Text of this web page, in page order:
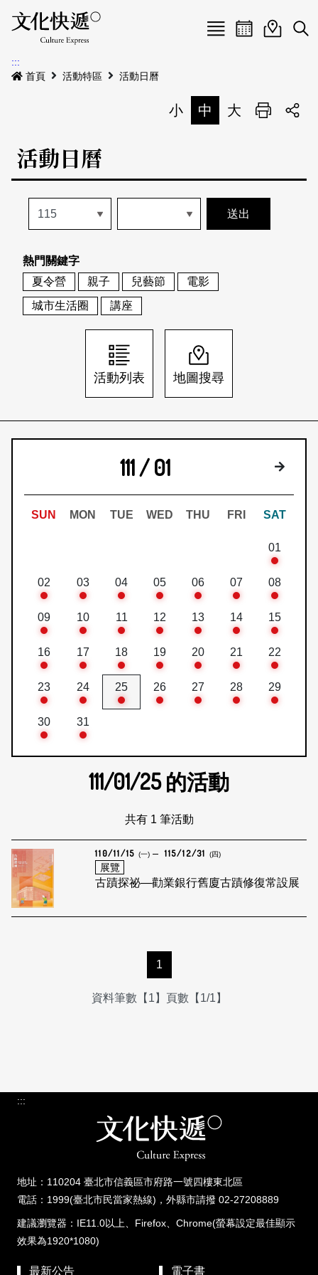
Menu
最新公告
本期專題
歷史專題
活動特區
活動列表
地圖搜尋
關於我們
關於我們
刊物索取地點
會員基本資料
刊登活動
網站導覽 English
日本語 登入/註冊
活動日曆活動地圖
展
:::
首頁
活動特區 活動日曆
小 中 大 列印
活動日曆
熱門關鍵字
夏令營
親子 兒藝節
電影
城市生活圈
講座
活動列表 地圖搜尋
111 / 01 下個月
SUN MON TUE WED THU FRI SAT
01
02 03 04 05 06 07 08
09 10 11 12 13 14 15
16 17 18 19 20 21 22
23 24 25 26 27 28 29
30 31
111/01/25的活動
共有 1 筆活動
110/11/15 (一) 115/12/31 (四)
展覽
古蹟探祕—勸業銀行舊廈古蹟修復常設展
1
資料筆數【1】頁數【1/1】
:::
地址：110204 臺北市信義區市府路一號四樓東北區
電話：1999(臺北市民當家熱線)，外縣市請撥 02-27208889
建議瀏覽器：IE11.0以上、Firefox、Chrome(螢幕設定最佳顯示
效果為1920*1080)
最新公告 電子書